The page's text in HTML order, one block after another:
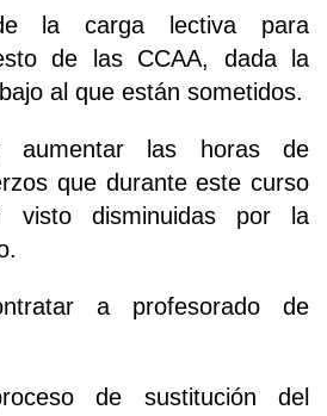
la carga lectiva para
de las CCAA, dada la
al que están sometidos.
aumentar las horas de
que durante este curso
visto disminuidas por la
a profesorado de
de sustitución del